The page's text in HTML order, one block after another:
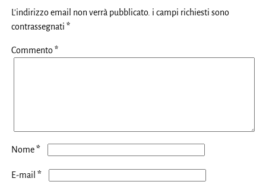
L'indirizzo email non verrà pubblicato. i campi richiesti sono
contrassegnati *
Commento*
Nome*
E-mail *